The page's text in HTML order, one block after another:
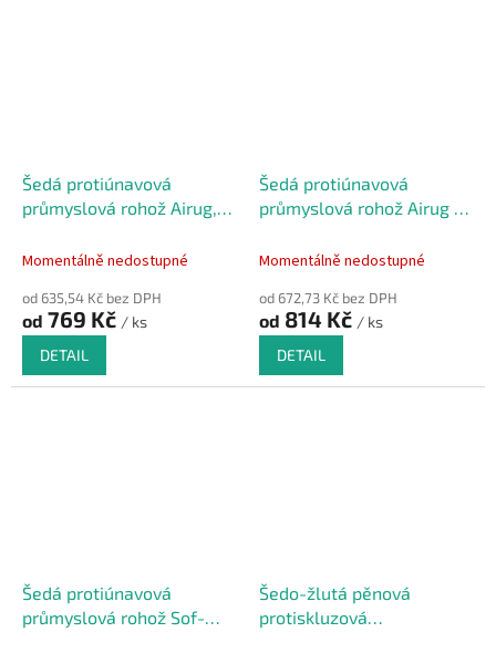
Šedá protiúnavová
průmyslová rohož Airug,
Momentálně nedostupné
od 635,54 Kč bez DPH
od 769 Kč / ks
DETAIL
Šedá protiúnavová
průmyslová rohož Airug -
Momentálně nedostupné
od 672,73 Kč bez DPH
od 814 Kč / ks
DETAIL
Šedá protiúnavová
průmyslová rohož Sof-
Šedo-žlutá pěnová
protiskluzová